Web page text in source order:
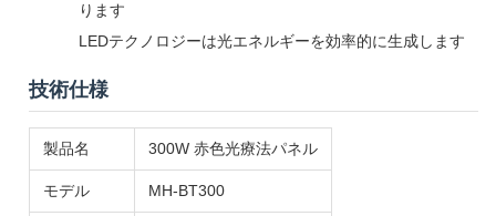
ります
LEDテクノロジーは光エネルギーを効率的に生成します
技術仕様
製品名 300W 赤色光療法パネル
モデル MH-BT300